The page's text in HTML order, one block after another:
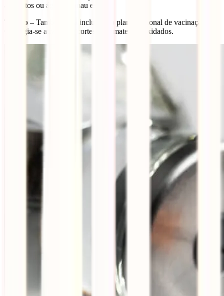
alimentos ou água em mau estado.
Tétano –Também está incluída no plano nacional de vacinação.
Contagia-se através de cortes com materiais oxidados.